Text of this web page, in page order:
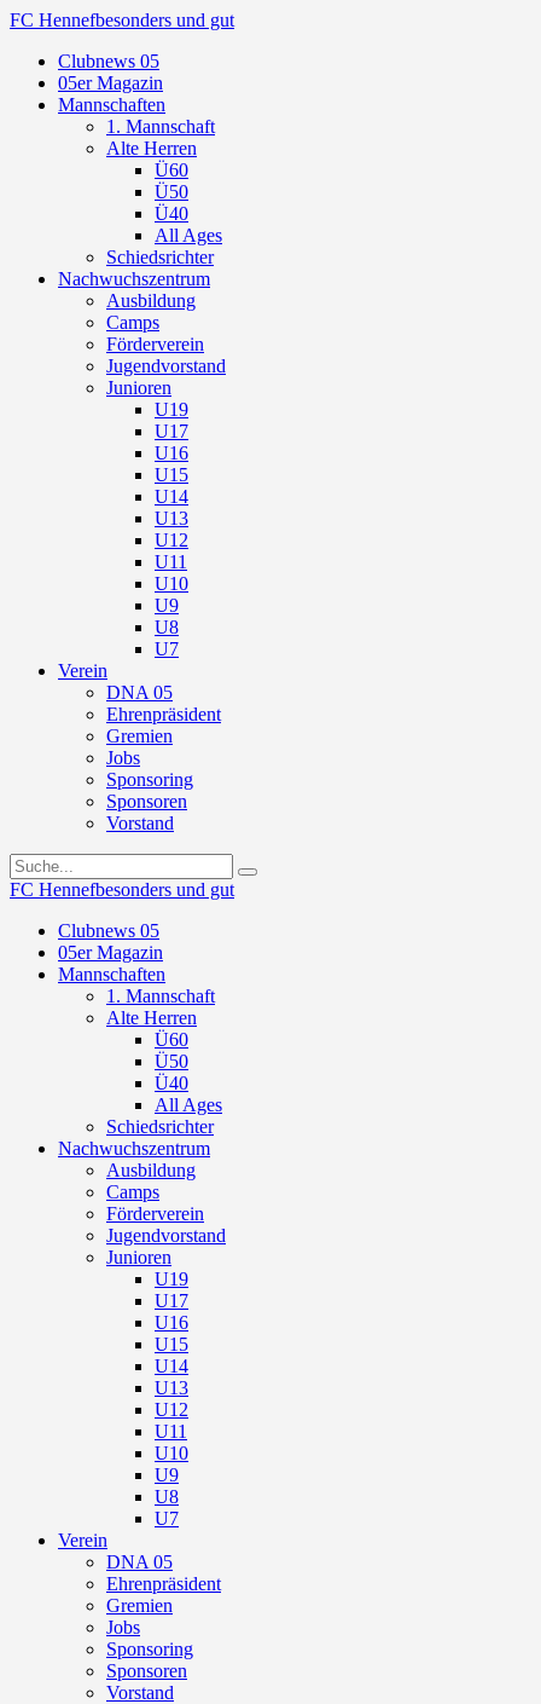
FC Hennefbesonders und gut
Clubnews 05
05er Magazin
Mannschaften
1. Mannschaft
Alte Herren
Ü60
Ü50
Ü40
All Ages
Schiedsrichter
Nachwuchszentrum
Ausbildung
Camps
Förderverein
Jugendvorstand
Junioren
U19
U17
U16
U15
U14
U13
U12
U11
U10
U9
U8
U7
Verein
DNA 05
Ehrenpräsident
Gremien
Jobs
Sponsoring
Sponsoren
Vorstand
FC Hennefbesonders und gut
Clubnews 05
05er Magazin
Mannschaften
1. Mannschaft
Alte Herren
Ü60
Ü50
Ü40
All Ages
Schiedsrichter
Nachwuchszentrum
Ausbildung
Camps
Förderverein
Jugendvorstand
Junioren
U19
U17
U16
U15
U14
U13
U12
U11
U10
U9
U8
U7
Verein
DNA 05
Ehrenpräsident
Gremien
Jobs
Sponsoring
Sponsoren
Vorstand